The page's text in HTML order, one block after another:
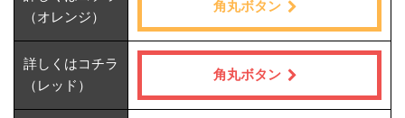
（オレンジ）
角丸ボタン
詳しくはコチラ
（レッド）
角丸ボタン